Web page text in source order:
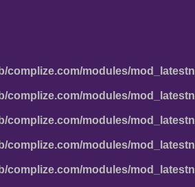
complize.com/modules/
complize.com/modules/
complize.com/modules/
complize.com/modules/
complize.com/modules/